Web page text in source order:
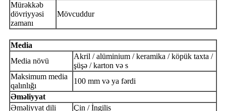
Mürəkkəb
dövriyyəsi
zamanı
Mövcuddur
Media
Media növü
Akril / alüminium / keramika / köpük taxta /
şüşə / karton və s
Maksimum media
qalınlığı
100 mm və ya fərdi
Əməliyyat
Əməliyyat dili
Çin / İngilis